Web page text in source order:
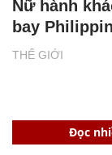
THẾ GIỚI
Nữ hành
bay
Đọc